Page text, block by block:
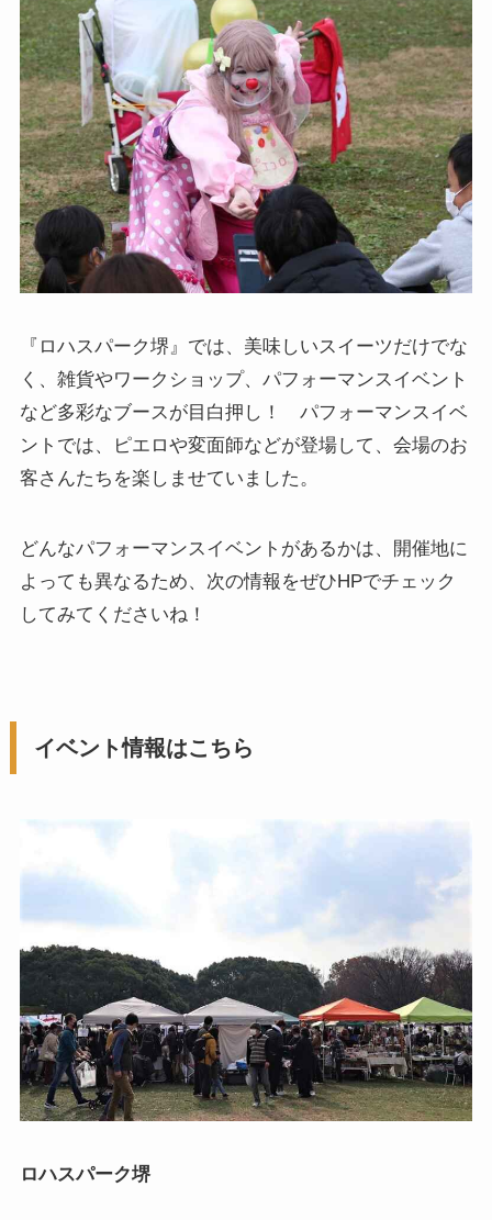
『ロハスパーク堺』では、美味しいスイーツだけでな
く、雑貨やワークショップ、パフォーマンスイベント
など多彩なブースが目白押し！ パフォーマンスイベ
ントでは、ピエロや変面師などが登場して、会場のお
客さんたちを楽しませていました。
どんなパフォーマンスイベントがあるかは、開催地に
よっても異なるため、次の情報をぜひHPでチェック
してみてくださいね！
イベント情報はこちら
ロハスパーク堺